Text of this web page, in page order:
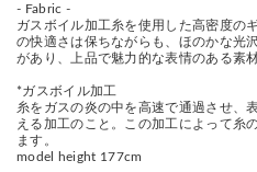
- Fabric -
ガスボイル加工糸を使用した高密度の
の快適さは保ちながらも、ほのかな光
があり、上品で魅力的な表情のある素材
*ガスボイル加工
糸をガスの炎の中を高速で通過させ、
える加工のこと。この加工によって糸
ます。
model height 177cm